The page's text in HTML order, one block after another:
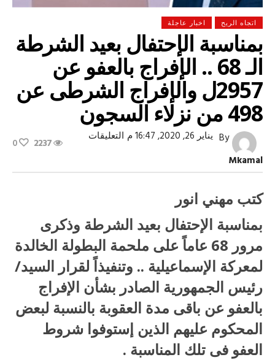
اتجاه الريح اخبار عاجلة
بمناسبة الإحتفال بعيد الشرطة
الـ 68 .. الإفراج بالعفو عن
2957ل والإفراج الشرطى عن
498 من نزلاء السجون
By
Mkamal
يناير 26, 2020, 16:47 م التعليقاتعلى
الشرطة
الإفراج
بالعفو
عن
2957ل
والإفراج
الشرطى
عن
498
من
نزلاء
السجون
مغلقة
2237
0
كتب مهني انور
بمناسبة الإحتفال بعيد الشرطة وذكرى
مرور 68 عاماً على ملحمة البطولة الخالدة
لمعركة الإسماعيلية .. وتنفيذاً لقرار السيد/
رئيس الجمهورية الصادر بشأن الإفراج
بالعفو عن باقى مدة العقوبة بالنسبة لبعض
المحكوم عليهم الذين إستوفوا شروط
العفو فى تلك المناسبة .